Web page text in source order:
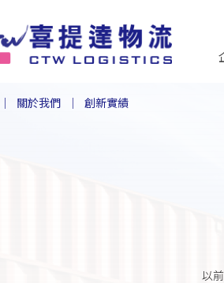
關於我們 創新實績
以